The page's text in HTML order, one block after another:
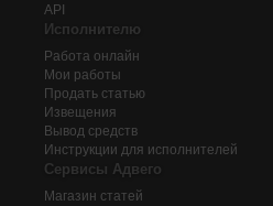
API
Исполнителю
Работа онлайн
Мои работы
Продать статью
Извещения
Вывод средств
Инструкции для исполнителей
Сервисы Адвего
Магазин статей